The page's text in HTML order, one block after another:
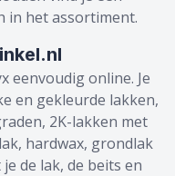
in het assortiment.
eenvoudig online. Je
en gekleurde lakken,
2K-lakken met
hardwax, grondlak
de lak, de beits en